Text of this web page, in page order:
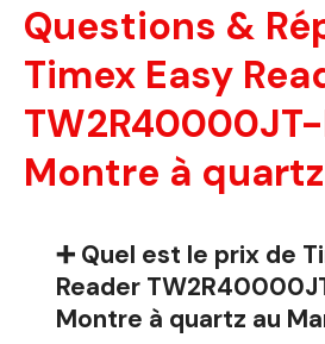
Questions &
Timex Easy
Montre à
➕ Quel est le prix de
Reader
Montre à quartz au